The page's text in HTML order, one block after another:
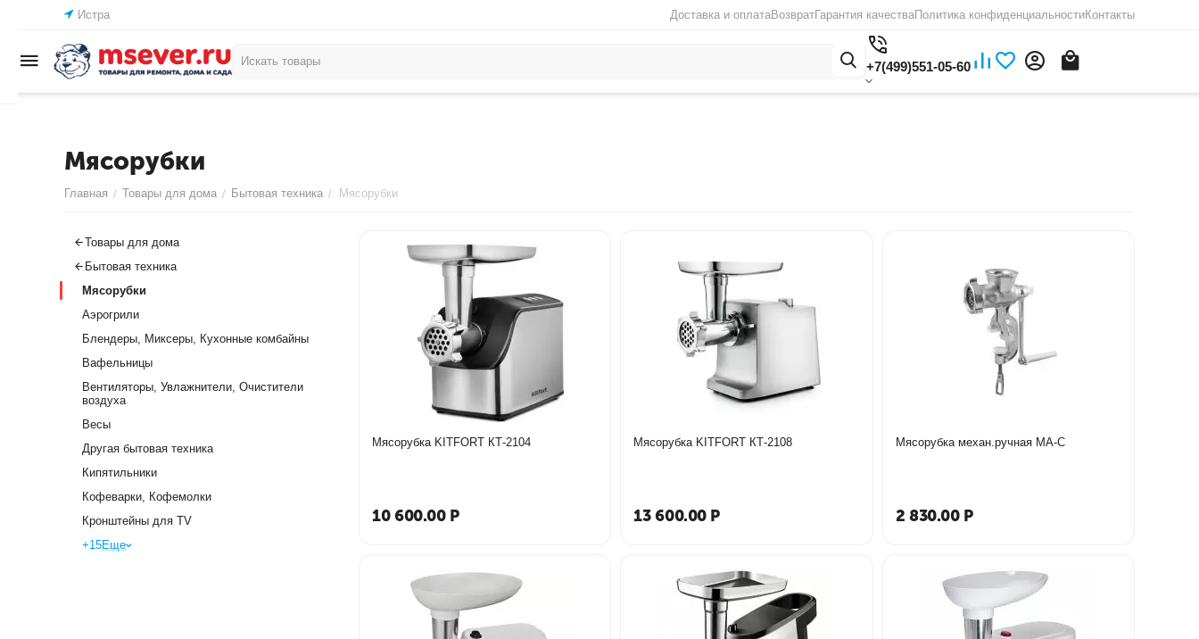
Истра Доставка и оплатаВозвратГарантия качестваПолитика конфиденциальностиКонтакты
+7(499)551-05-60
Мясорубки
Главная / Товары для дома / Бытовая техника / Мясорубки
Мясорубка KITFORT КТ-2104
10 600.00 Р
Мясорубка KITFORT КТ-2108
13 600.00 Р
Мясорубка механ.ручная МА-С
2 830.00 Р
Товары для дома
Бытовая техника
Мясорубки
Аэрогрили
Блендеры, Миксеры, Кухонные комбайны
Вафельницы
Вентиляторы, Увлажнители, Очистители
воздуха
Весы
Другая бытовая техника
Кипятильники
Кофеварки, Кофемолки
Кронштейны для TV
+15Еще